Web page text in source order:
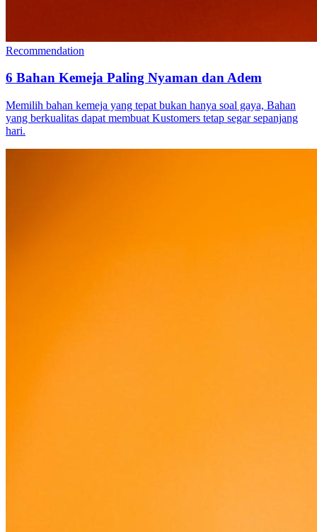
Recommendation
6 Bahan Kemeja Paling Nyaman dan Adem
Memilih bahan kemeja yang tepat bukan hanya soal gaya, Bahan
yang berkualitas dapat membuat Kustomers tetap segar sepanjang
hari.